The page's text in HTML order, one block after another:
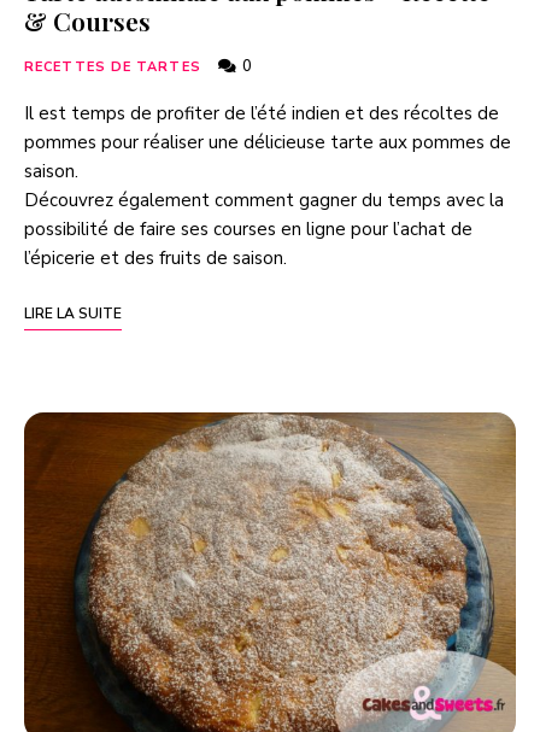
& Courses
RECETTES DE TARTES 0
Il est temps de profiter de l’été indien et des récoltes de
pommes pour réaliser une délicieuse tarte aux pommes de
saison.
Découvrez également comment gagner du temps avec la
possibilité de faire ses courses en ligne pour l’achat de
l’épicerie et des fruits de saison.
LIRE LA SUITE